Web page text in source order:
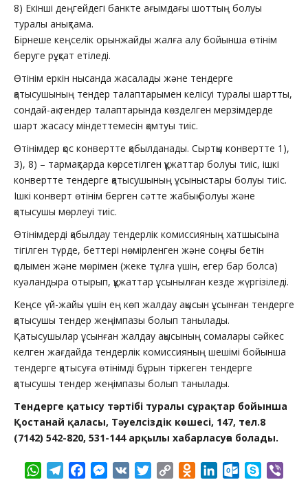
8) Екінші деңгейдегі банкте ағымдағы шоттың болуы
туралы анықтама.
Бірнеше кеңселік орынжайды жалға алу бойынша өтінім
беруге рұқсат етіледі.
Өтінім еркін нысанда жасалады және тендерге
қатысушының тендер талаптарымен келісуі туралы шартты,
сондай-ақ тендер талаптарында көзделген мерзімдерде
шарт жасасу міндеттемесін қамтуы тиіс.
Өтінімдер қос конвертте қабылданады. Сыртқы конвертте 1),
3), 8) – тармақтарда көрсетілген құжаттар болуы тиіс, ішкі
конвертте тендерге қатысушының ұсыныстары болуы тиіс.
Ішкі конверт өтінім берген сәтте жабық болуы және
қатысушы мөрлеуі тиіс.
Өтінімдерді қабылдау тендерлік комиссияның хатшысына
тігілген түрде, беттері нөмірленген және соңғы бетін
қолымен және мөрімен (жеке тұлға үшін, егер бар болса)
куәландыра отырып, құжаттар ұсынылған кезде жүргізіледі.
Кеңсе үй-жайы үшін ең көп жалдау ақысын ұсынған тендерге
қатысушы тендер жеңімпазы болып танылады.
Қатысушылар ұсынған жалдау ақысының сомалары сәйкес
келген жағдайда тендерлік комиссияның шешімі бойынша
тендерге қатысуға өтінімді бұрын тіркеген тендерге
қатысушы тендер жеңімпазы болып танылады.
Тендерге қатысу тәртібі туралы сұрақтар бойынша
Қостанай қаласы, Тәуелсіздік көшесі, 147, тел.8
(7142) 542-820, 531-144 арқылы хабарласуға болады.
WhatsApp
TelegramFacebookMessenger
VK Twitter
Copy
Odnoklassniki
LinkedInOutlook.com
Skype